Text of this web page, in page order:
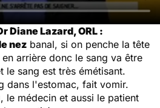
Diane Lazard, ORL :
nez banal, si on penche la tête
arrière donc le sang va être
sang est très émétisant.
dans l'estomac, fait vomir.
le médecin et aussi le patient